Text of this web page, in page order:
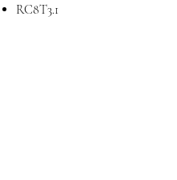
RC8T3.1